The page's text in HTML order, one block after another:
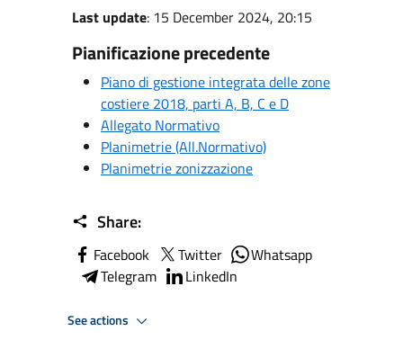
Last update: 15 December 2024, 20:15
Pianificazione precedente
Piano di gestione integrata delle zone
costiere 2018, parti A, B, C e D
Allegato Normativo
Planimetrie (All.Normativo)
Planimetrie zonizzazione
Share:
Facebook Twitter
Whatsapp
Telegram
LinkedIn
See actions